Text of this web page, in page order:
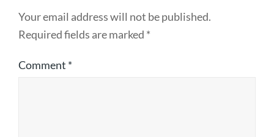
Your email address will not be published.
Required fields are marked *
Comment *